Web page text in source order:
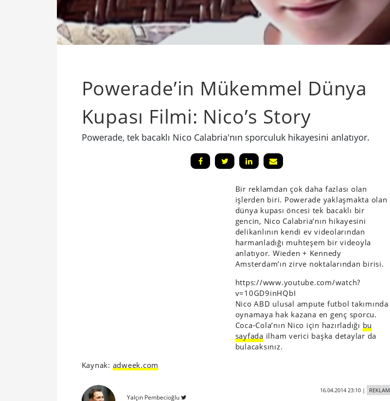
Powerade’in Mükemmel Dünya
Kupası Filmi: Nico’s Story
Powerade, tek bacaklı Nico Calabria'nın sporculuk hikayesini anlatıyor.
Bir reklamdan çok daha fazlası olan
işlerden biri. Powerade yaklaşmakta olan
dünya kupası öncesi tek bacaklı bir
gencin, Nico Calabria’nın hikayesini
delikanlının kendi ev videolarından
harmanladığı muhteşem bir videoyla
anlatıyor. Wieden + Kennedy
Amsterdam’ın zirve noktalarından birisi.
https://www.youtube.com/watch?
v=10GD9inHQbI
Nico ABD ulusal ampute futbol takımında
oynamaya hak kazana en genç sporcu.
Coca-Cola’nın Nico için hazırladığı bu
sayfada ilham verici başka detaylar da
bulacaksınız.
Kaynak: adweek.com
Yalçın Pembecioğlu
16.04.2014 23:10| REKLAM